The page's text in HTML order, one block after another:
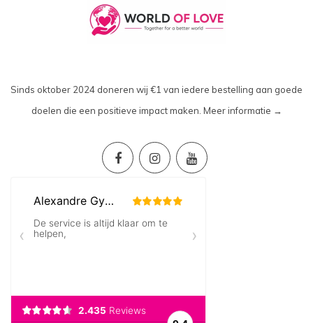
Sinds oktober 2024 doneren wij €1 van iedere bestelling aan goede
doelen die een positieve impact maken. Meer informatie →